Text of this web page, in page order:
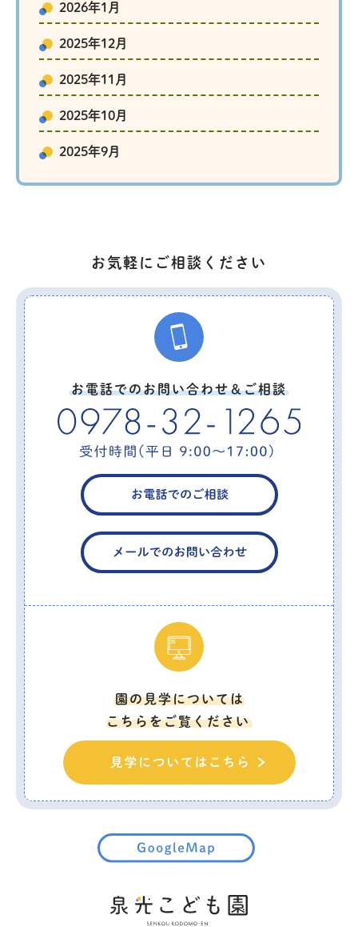
2026年1月
2025年12月
2025年11月
2025年10月
2025年9月
お気軽にご相談ください
お電話でのお問い合わせ＆ご相談
園の見学については
こちらをご覧ください